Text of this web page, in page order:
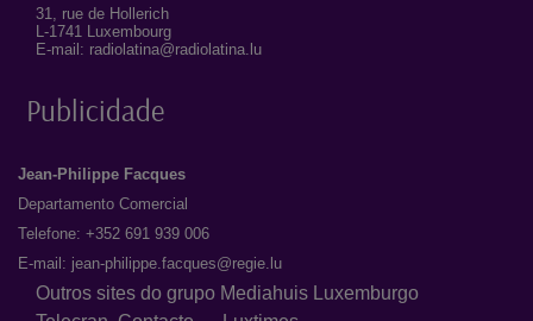
31, rue de Hollerich
L-1741 Luxembourg
E-mail: radiolatina@radiolatina.lu
Publicidade
Jean-Philippe Facques
Departamento Comercial
Telefone: +352 691 939 006
E-mail: jean-philippe.facques@regie.lu
Outros sites do grupo Mediahuis Luxemburgo